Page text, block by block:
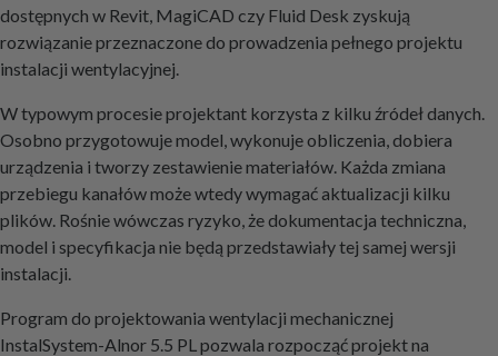
dostępnych w Revit, MagiCAD czy Fluid Desk zyskują
rozwiązanie przeznaczone do prowadzenia pełnego projektu
instalacji wentylacyjnej.
W typowym procesie projektant korzysta z kilku źródeł danych.
Osobno przygotowuje model, wykonuje obliczenia, dobiera
urządzenia i tworzy zestawienie materiałów. Każda zmiana
przebiegu kanałów może wtedy wymagać aktualizacji kilku
plików. Rośnie wówczas ryzyko, że dokumentacja techniczna,
model i specyfikacja nie będą przedstawiały tej samej wersji
instalacji.
Program do projektowania wentylacji mechanicznej
InstalSystem-Alnor 5.5 PL pozwala rozpocząć projekt na